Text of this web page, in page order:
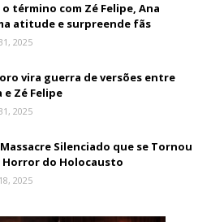
término com Zé Felipe, Ana
atitude e surpreende fãs
2025
vira guerra de versões entre
e Zé Felipe
2025
Silenciado que se Tornou
Horror do Holocausto
2025